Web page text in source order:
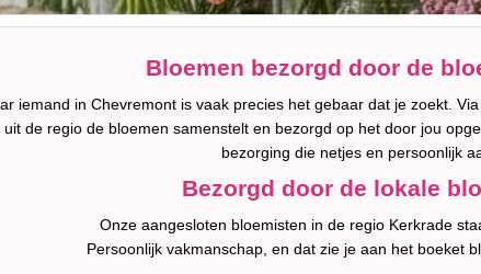
Bloemen bezorgd door de
iemand in Chevremont is vaak precies het gebaar dat je zoekt. Via
de regio de bloemen samenstelt en bezorgd op het door jou
bezorging die netjes en persoonlijk
Bezorgd door de lokale
Onze aangesloten bloemisten in de regio Kerkrade
Persoonlijk vakmanschap, en dat zie je aan het boeket